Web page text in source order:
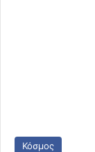
Κόσμος